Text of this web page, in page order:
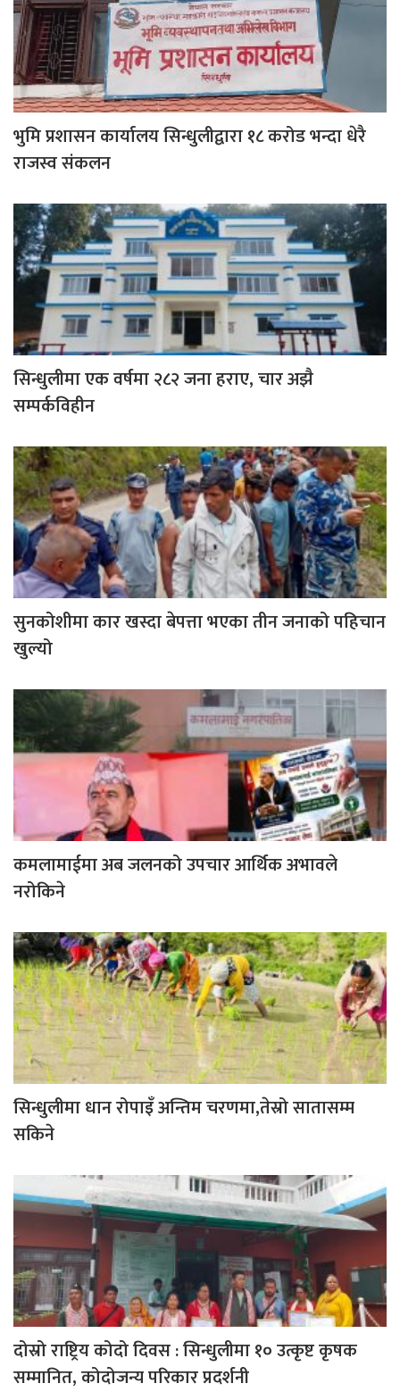
भुमि प्रशासन कार्यालय सिन्धुलीद्वारा १८ करोड भन्दा धेरै
राजस्व संकलन
सिन्धुलीमा एक वर्षमा २८२ जना हराए, चार अझै
सम्पर्कविहीन
सुनकोशीमा कार खस्दा बेपत्ता भएका तीन जनाको पहिचान
खुल्यो
कमलामाईमा अब जलनको उपचार आर्थिक अभावले
नरोकिने
सिन्धुलीमा धान रोपाइँ अन्तिम चरणमा,तेस्रो सातासम्म
सकिने
दोस्रो राष्ट्रिय कोदो दिवस : सिन्धुलीमा १० उत्कृष्ट कृषक
सम्मानित, कोदोजन्य परिकार प्रदर्शनी